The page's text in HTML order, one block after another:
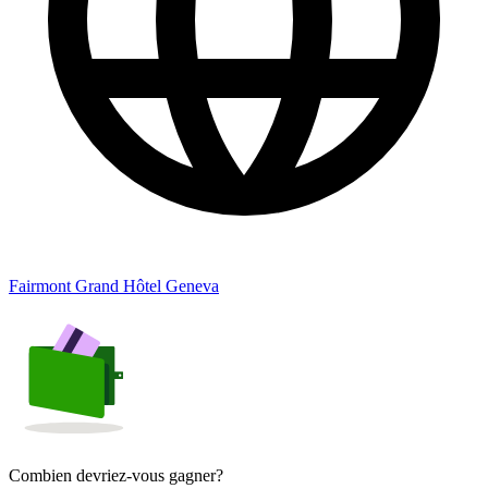
Fairmont Grand Hôtel Geneva
Combien devriez-vous gagner?